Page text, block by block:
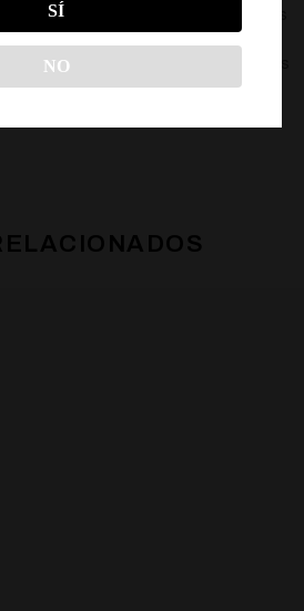
sabor a cereza y no pensarás
tiene un sabor delicioso y es
SÍ
NO